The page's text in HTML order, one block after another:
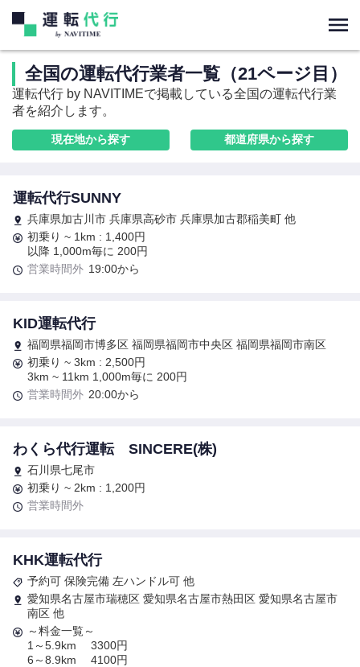
全国の運転代行業者一覧（21ページ目）
運転代行 by NAVITIMEで掲載している全国の運転代行業
者を紹介します。
現在地から探す 都道府県から探す
運転代行SUNNY
兵庫県加古川市 兵庫県高砂市 兵庫県加古郡稲美町 他
初乗り ~ 1km : 1,400円
以降 1,000m毎に 200円
営業時間外 19:00から
KID運転代行
福岡県福岡市博多区 福岡県福岡市中央区 福岡県福岡市南区
初乗り ~ 3km : 2,500円
3km ~ 11km 1,000m毎に 200円
営業時間外 20:00から
わくら代行運転 SINCERE(株)
石川県七尾市
初乗り ~ 2km : 1,200円
営業時間外
KHK運転代行
予約可 保険完備 左ハンドル可 他
愛知県名古屋市瑞穂区 愛知県名古屋市熱田区 愛知県名古屋市
南区 他
～料金一覧～
1～5.9km 3300円
6～8.9km 4100円